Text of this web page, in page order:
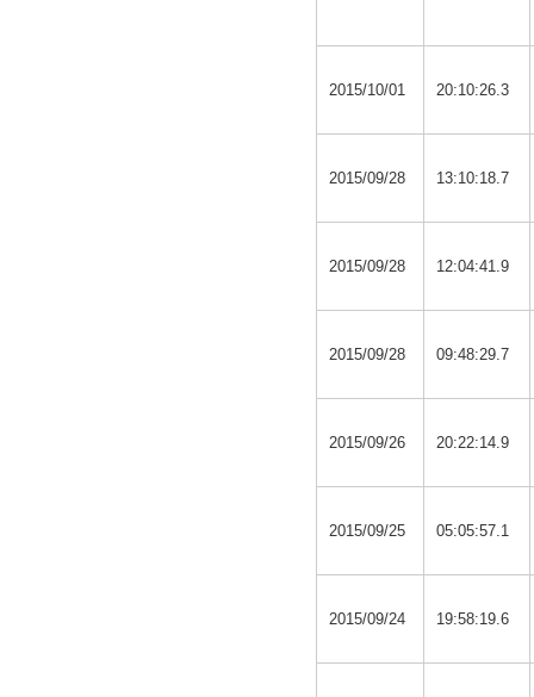
2015/10/01 20:10:26.3
2015/09/28 13:10:18.7
2015/09/28 12:04:41.9
2015/09/28 09:48:29.7
2015/09/26 20:22:14.9
2015/09/25 05:05:57.1
2015/09/24 19:58:19.6